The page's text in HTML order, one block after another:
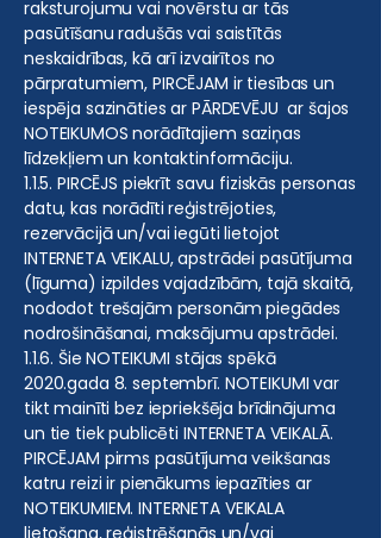
raksturojumu vai novērstu ar tās
pasūtīšanu radušās vai saistītās
neskaidrības, kā arī izvairītos no
pārpratumiem, PIRCĒJAM ir tiesības un
iespēja sazināties ar PĀRDEVĒJU ar šajos
NOTEIKUMOS norādītajiem saziņas
līdzekļiem un kontaktinformāciju.
1.1.5. PIRCĒJS piekrīt savu fiziskās personas
datu, kas norādīti reģistrējoties,
rezervācijā un/vai iegūti lietojot
INTERNETA VEIKALU, apstrādei pasūtījuma
(līguma) izpildes vajadzībām, tajā skaitā,
nododot trešajām personām piegādes
nodrošināšanai, maksājumu apstrādei.
1.1.6. Šie NOTEIKUMI stājas spēkā
2020.gada 8. septembrī. NOTEIKUMI var
tikt mainīti bez iepriekšēja brīdinājuma
un tie tiek publicēti INTERNETA VEIKALĀ.
PIRCĒJAM pirms pasūtījuma veikšanas
katru reizi ir pienākums iepazīties ar
NOTEIKUMIEM. INTERNETA VEIKALA